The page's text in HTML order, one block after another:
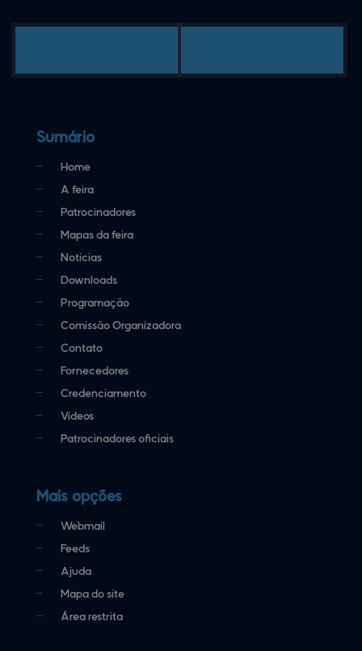
Sumário
Home
A feira
Patrocinadores
Mapas da feira
Notícias
Downloads
Programação
Comissão Organizadora
Contato
Fornecedores
Credenciamento
Vídeos
Patrocinadores oficiais
Mais opções
Webmail
Feeds
Ajuda
Mapa do site
Área restrita